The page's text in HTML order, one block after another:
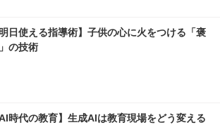
明日使える指導術】子供の心に火をつける「褒
の技術
AI時代の教育】生成AIは教育現場をどう変える